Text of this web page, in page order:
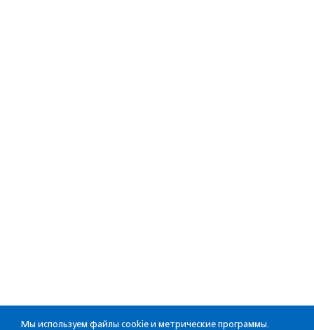
Мы используем файлы cookie и метрические программы.